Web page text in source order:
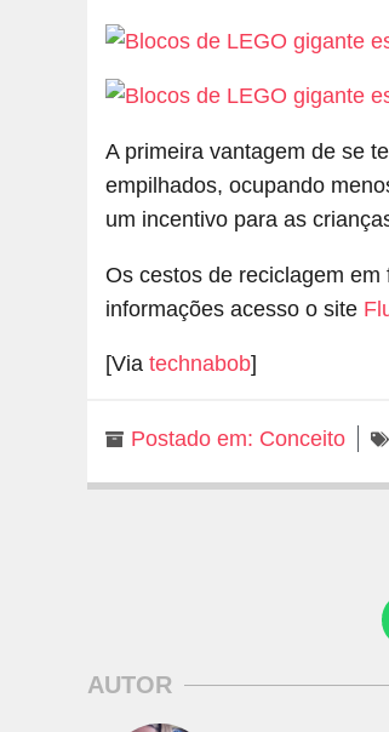
A primeira vantagem de se
empilhados, ocupando
um incentivo para as
Os cestos de reciclagem
informações acesso o site
[Via technabob]
Postado em: Conceito
AUTOR